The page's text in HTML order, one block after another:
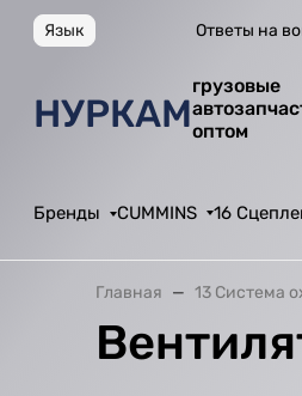
Язык Ответы на
НУРКАМ
грузовые
оптом
Бренды CUMMINS 16
Главная 13 Система